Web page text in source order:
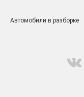
Автомобили в разборке